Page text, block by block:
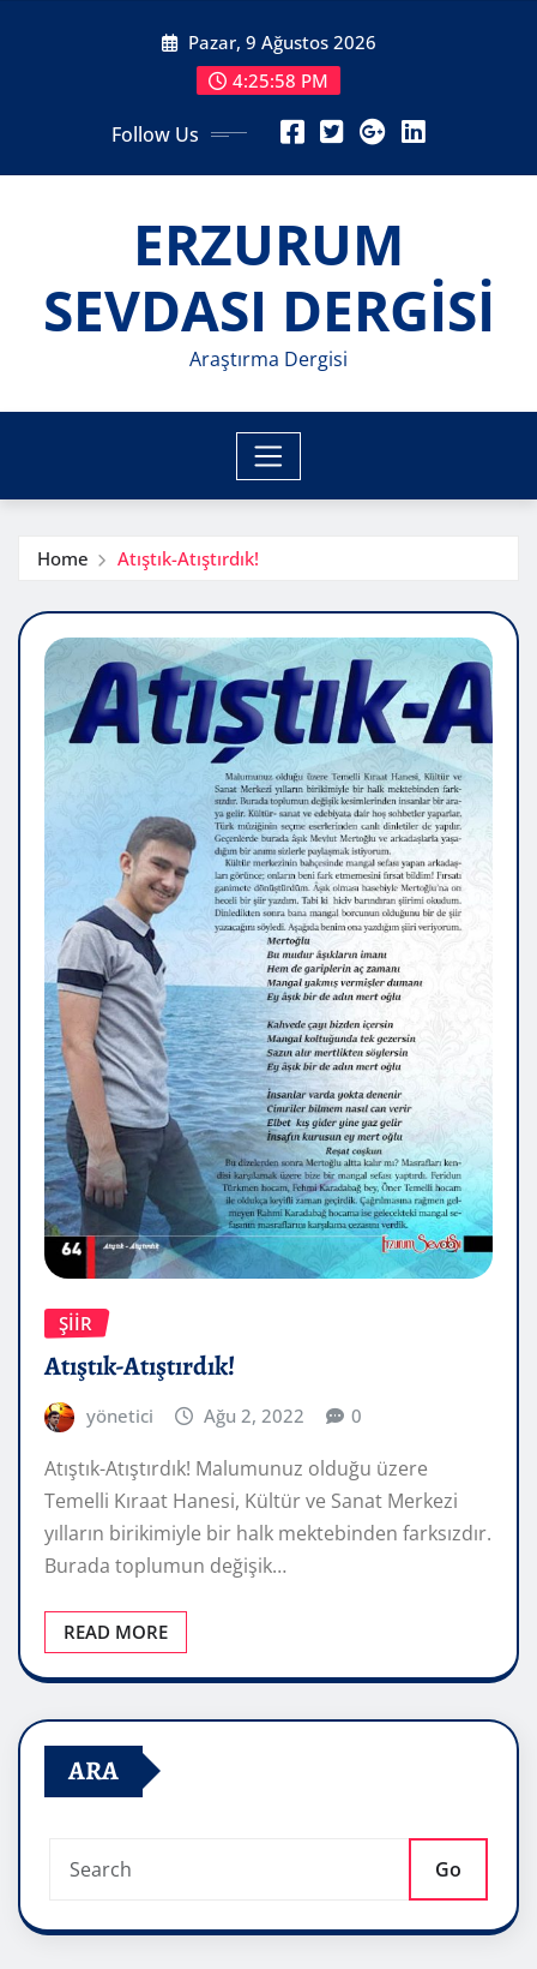
Pazar, 9 Ağustos 2026
4:26:00 PM
Follow Us
ERZURUM
SEVDASI DERGİSİ
Araştırma Dergisi
Home Atıştık-Atıştırdık!
ŞIIR
Atıştık-Atıştırdık!
yönetici Ağu 2, 2022 0
Atıştık-Atıştırdık! Malumunuz olduğu üzere
Temelli Kıraat Hanesi, Kültür ve Sanat Merkezi
yılların birikimiyle bir halk mektebinden farksızdır.
Burada toplumun değişik…
READ MORE
ARA
Go